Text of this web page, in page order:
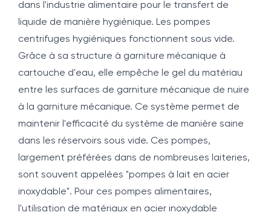
dans l'industrie alimentaire pour le transfert de
liquide de manière hygiénique. Les pompes
centrifuges hygiéniques fonctionnent sous vide.
Grâce à sa structure à garniture mécanique à
cartouche d'eau, elle empêche le gel du matériau
entre les surfaces de garniture mécanique de nuire
à la garniture mécanique. Ce système permet de
maintenir l'efficacité du système de manière saine
dans les réservoirs sous vide. Ces pompes,
largement préférées dans de nombreuses laiteries,
sont souvent appelées "pompes à lait en acier
inoxydable". Pour ces pompes alimentaires,
l'utilisation de matériaux en acier inoxydable